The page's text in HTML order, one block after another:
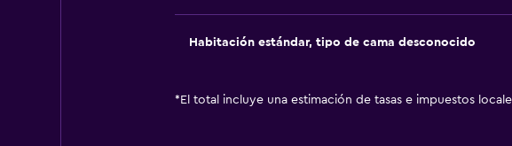
Habitación estándar, tipo de cama desconocido
* El total incluye una estimación de tasas e impuestos